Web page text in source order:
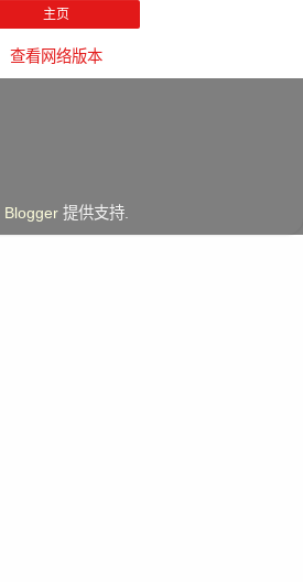
主页
查看网络版本
Blogger提供支持.